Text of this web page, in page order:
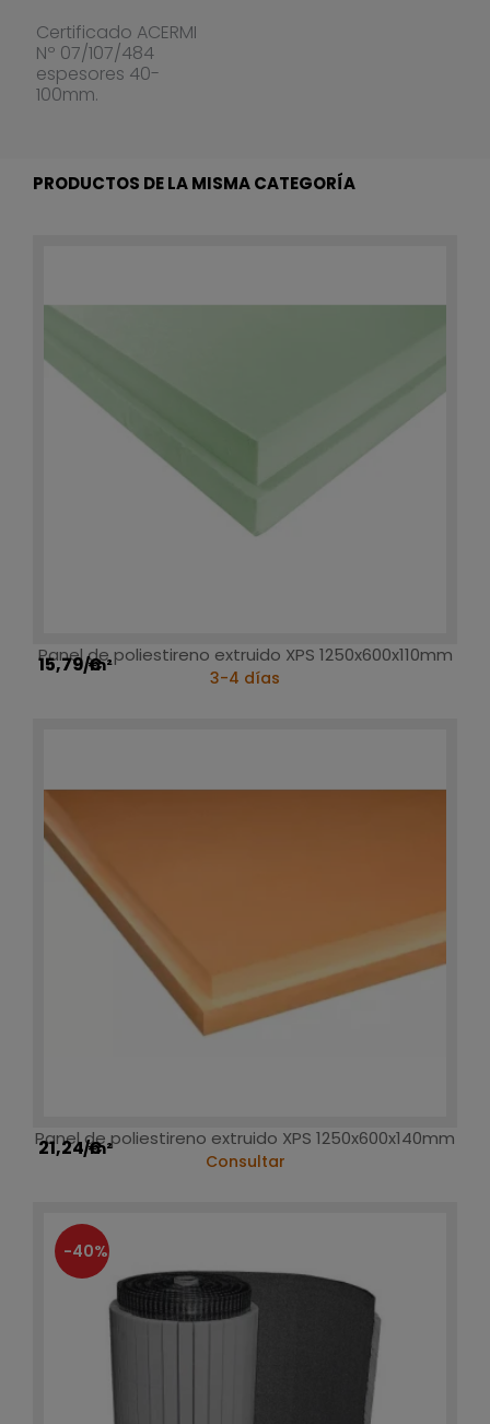
Certificado ACERMI
Nº 07/107/484
espesores 40-
100mm.
PRODUCTOS DE LA MISMA CATEGORÍA
Panel de poliestireno extruido XPS 1250x600x110mm
15,79 €
/m²
3-4 días
Panel de poliestireno extruido XPS 1250x600x140mm
21,24 €
/m²
Consultar
-40%